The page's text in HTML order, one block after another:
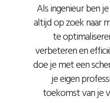
Als ingenieur ben
altijd op zoek naar
te
verbeteren en
doe je met een
je eigen
toekomst van je